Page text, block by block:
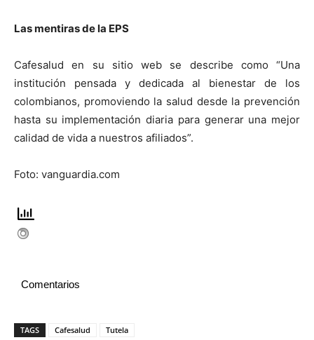
Las mentiras de la EPS
Cafesalud en su sitio web se describe como “Una
institución pensada y dedicada al bienestar de los
colombianos, promoviendo la salud desde la prevención
hasta su implementación diaria para generar una mejor
calidad de vida a nuestros afiliados”.
Foto: vanguardia.com
Comentarios
TAGS Cafesalud Tutela